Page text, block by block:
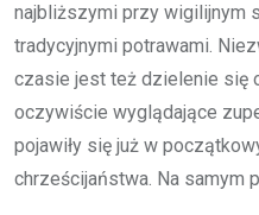
najbliższymi przy wigilijnym
tradycyjnymi potrawami.
czasie jest też dzielenie się
oczywiście wyglądające
pojawiły się już w
chrześcijaństwa. Na samym